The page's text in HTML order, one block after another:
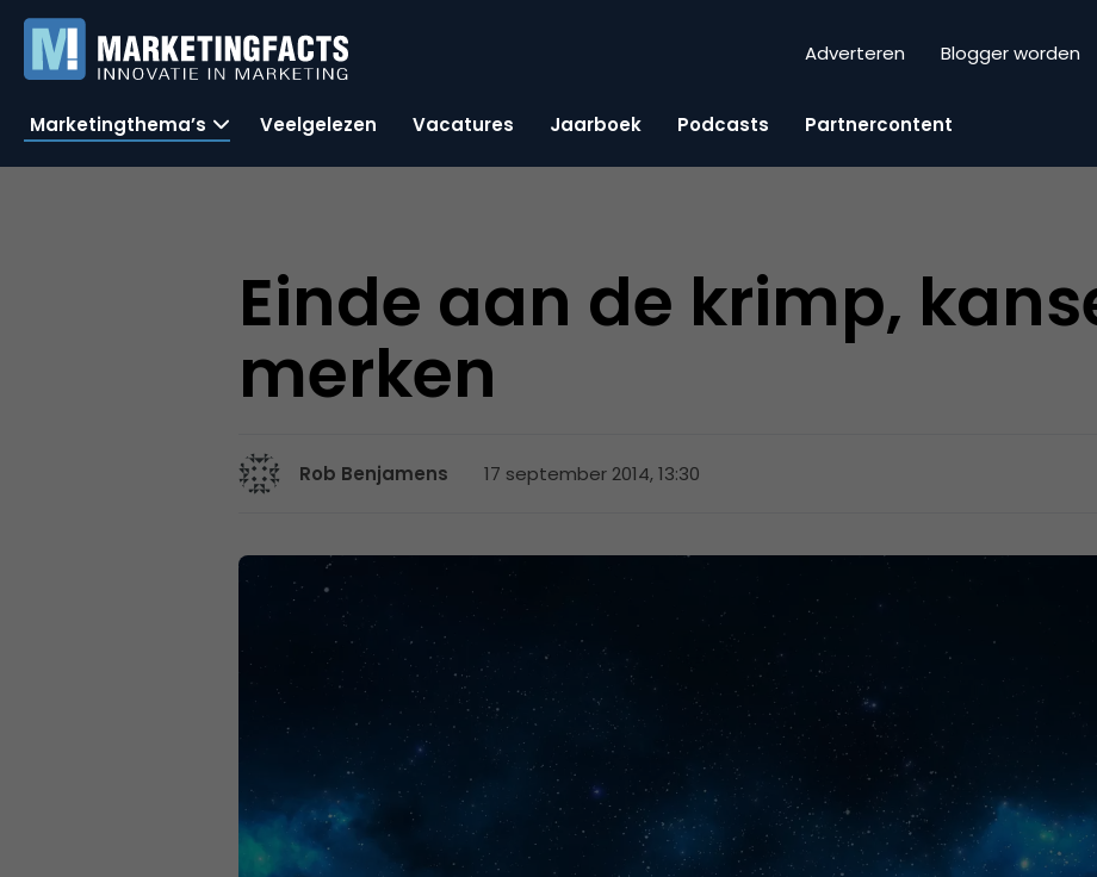
Adverteren Blogger worden
Marketingthema’s Veelgelezen Vacatures Jaarboek Podcasts Partnercontent
Einde aan de krimp,
merken
Rob Benjamens 17 september 2014, 13:30